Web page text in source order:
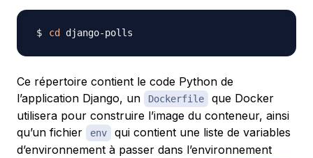
cd
Ce répertoire contient le code Python de
l’application Django, un
Dockerfile
que Docker
utilisera pour construire l’image du conteneur, ainsi
qu’un fichier
env
qui contient une liste de variables
d’environnement à passer dans l’environnement